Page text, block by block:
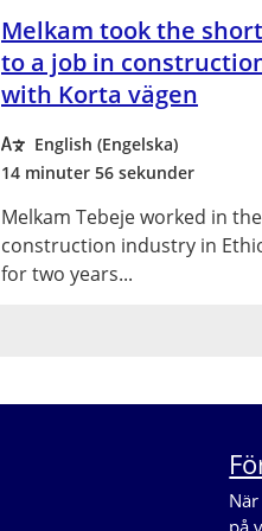
Melkam took the
to a job in
with Korta vägen
English (Engelska)
14 minuter 56 sekunder
Melkam Tebeje worked in the
construction industry in
for two years...
på